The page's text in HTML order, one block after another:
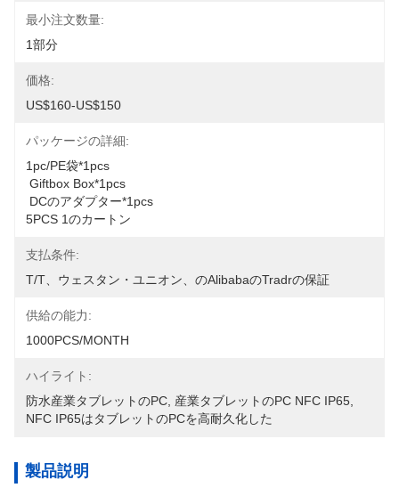
最小注文数量:
1部分
価格:
US$160-US$150
パッケージの詳細:
1pc/PE袋*1pcs
Giftbox Box*1pcs
DCのアダプター*1pcs
5PCS 1のカートン
支払条件:
T/T、ウェスタン・ユニオン、のalibabaのtradrの保証
供給の能力:
1000PCS/MONTH
ハイライト:
防水産業タブレットのPC 産業タブレットのPC NFC IP65
NFC IP65はタブレットのPCを高耐久化した
製品説明